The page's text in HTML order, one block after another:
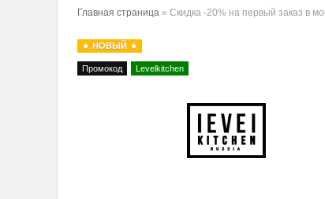
Главная страница » Скидка -20% на первый заказ в
НОВЫЙ
Промокод Levelkitchen